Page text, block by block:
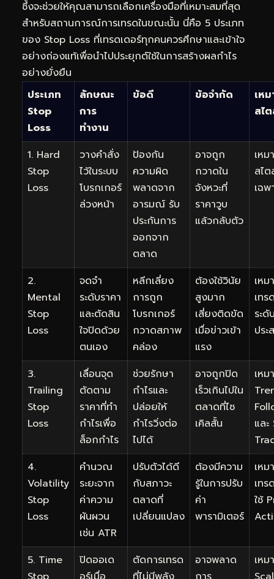
ซึ้งจะช่วยให้คุณสามารถเลือกเครื่องมือที่เหมาะสมที่สุด
สำหรับสถานการณ์การเทรดในขณะนั้น นี่คือ 5 ประเภท
ของ Stop Loss ที่เทรดเดอร์ทุกคนควรศึกษาและเข้าใจ
อย่างถ่องแท้เพื่อนำไปประยุกต์ใช้ในการสร้างผลกำไร
อย่างยั่งยืน
ประเภท
Stop
Loss
ลักษณะ
การ
ทำงาน
ข้อดี ข้อจำกัด
เห
สไ
1. Hard
Stop
Loss
วางคำสั่ง
ไว้ในระบบ
โบรกเกอร์
ล่วงหน้า
ป้องกัน
ความผิด
พลาดจาก
อารมณ์ รับ
ประกันการ
ออกจาก
ตลาด
อาจถูก
กวาดใน
จังหวะที่
ราคาวูบ
แล้วกลับตัว
เหม
สไ
เฉพ
2.
Mental
Stop
Loss
จดจำ
ระดับราคา
และตัดสิน
ใจปิดด้วย
ตนเอง
หลีกเลี่ยง
การถูก
โบรกเกอร์
กวาดสภาพ
คล่อง
ต้องใช้วินัย
สูงมาก
เสี่ยงติดขัด
เมื่อข่าวเข้า
แรง
เหม
เทร
ระ
ปร
3.
Trailing
Stop
Loss
เลื่อนจุด
ตัดตาม
ราคาที่ทำ
กำไรเพื่อ
ล็อกกำไร
ช่วยรักษา
กำไรและ
ปล่อยให้
กำไรวิ่งต่อ
ไปได้
อาจถูกปิด
เร็วเกินไปใน
ตลาดที่ไซ
เคิลสั้น
เหม
แล
4.
Volatility
Stop
Loss
คำนวณ
ระยะจาก
ค่าความ
ผันผวน
เช่น ATR
ปรับตัวได้ดี
กับสภาวะ
ตลาดที่
เปลี่ยนแปลง
ต้องมีความ
รู้ในการปรับ
ค่า
พารามิเตอร์
เหม
เทร
ใช้
5. Time
ปิดออเด
ตัดการเทรด
อาจพลาด
เหม